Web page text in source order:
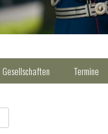
Gesellschaften Termine